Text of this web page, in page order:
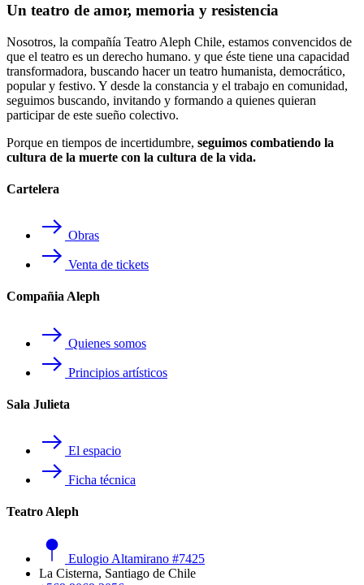
Un teatro de amor, memoria y resistencia
Nosotros, la compañía Teatro Aleph Chile, estamos convencidos de
que el teatro es un derecho humano. y que éste tiene una capacidad
transformadora, buscando hacer un teatro humanista, democrático,
popular y festivo. Y desde la constancia y el trabajo en comunidad,
seguimos buscando, invitando y formando a quienes quieran
participar de este sueño colectivo.
Porque en tiempos de incertidumbre, seguimos combatiendo la
cultura de la muerte con la cultura de la vida.
Cartelera
Obras
Venta de tickets
Compañia Aleph
Quienes somos
Principios artísticos
Sala Julieta
El espacio
Ficha técnica
Teatro Aleph
Eulogio Altamirano #7425
La Cisterna, Santiago de Chile